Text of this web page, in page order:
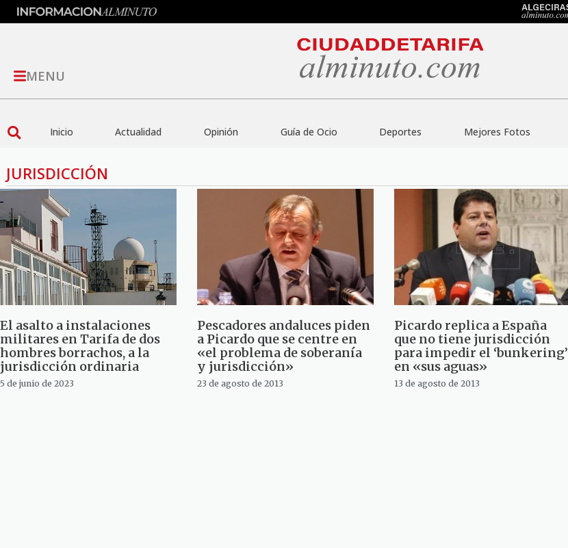
MENU
Inicio Actualidad Opinión Guía de Ocio Deportes Mejores Fotos
JURISDICCIÓN
El asalto a instalaciones
militares en Tarifa de dos
hombres borrachos, a la
jurisdicción ordinaria
5 de junio de 2023
Pescadores andaluces piden
a Picardo que se centre en
«el problema de soberanía
y jurisdicción»
23 de agosto de 2013
Picardo replica a España
que no tiene jurisdicción
para impedir el ‘bunkering’
en «sus aguas»
13 de agosto de 2013